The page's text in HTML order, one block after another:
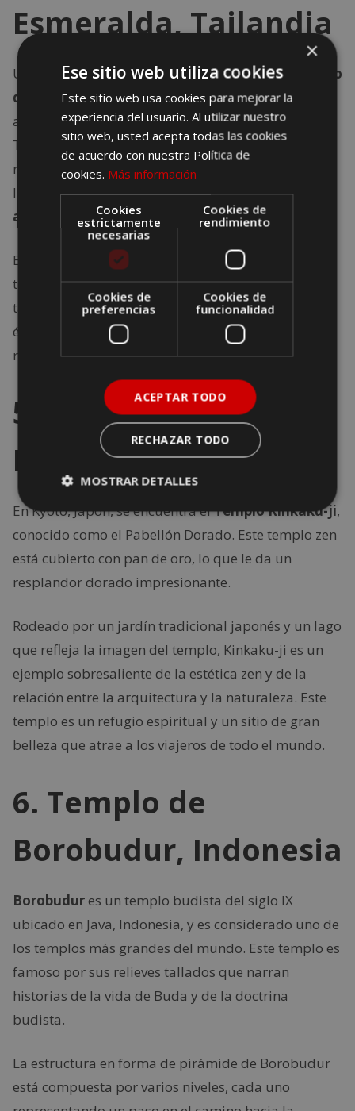
Esmeralda, Tailandia
Ubicado en elGran Palacio de Bangkok, el
Templo
de Buda Esmeralda es un santuario sagrado que
alberga una de las estatuas más veneradas de
Tailandia. La estatua de Buda, tallada en jade, está
rodeada por una impresionante estructura de oro,
lo que refleja la magnificencia de laarquitectura
asiática
Este templo no solo es un importante destino
turístico, sino también un centro de culto donde los
tailandeses rinden homenaje al Buda, haciendo de
él un lugar esencial para quienes desean conocer la
riqueza espiritual del país.
5. Templo de
Kinkaku-ji, Japón
En Kyoto, Japón, se encuentra elTemplo Kinkaku-ji,
conocido como el Pabellón Dorado. Este templo zen
está cubierto con pan de oro, lo que le da un
resplandor dorado impresionante.
Rodeado por un jardín tradicional japonés y un lago
que refleja la imagen del templo, Kinkaku-ji es un
ejemplo sobresaliente de la estética zen y de la
relación entre la arquitectura y la naturaleza. Este
templo es un refugio espiritual y un sitio de gran
belleza que atrae a los viajeros de todo el mundo.
6. Templo de
Borobudur, Indonesia
Borobudures un templo budista del siglo IX
ubicado en Java, Indonesia, y es considerado uno de
los templos más grandes del mundo. Este templo es
famoso por sus relieves tallados que narran
historias de la vida de Buda y de la doctrina
budista.
La estructura en forma de pirámide de Borobudur
está compuesta por varios niveles, cada uno
×
Ese sitio web utiliza cookies
Este sitio web usa cookies para mejorar la
experiencia del usuario. Al utilizar nuestro
sitio web, usted acepta todas las cookies
de acuerdo con nuestra Política de
cookies. Más información
Cookies
estrictamente
necesarias
Cookies de
rendimiento
Cookies de
preferencias
Cookies de
funcionalidad
ACEPTAR TODO
RECHAZAR TODO
MOSTRAR DETALLES